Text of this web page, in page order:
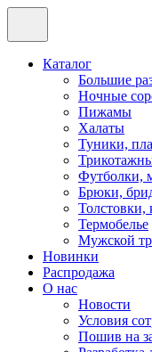
Каталог
Большие
Ночные
Пижамы
Халаты
Туники,
Футболки,
Брюки,
Толстовки,
Термобелье
Мужской
Новинки
Распродажа
О нас
Новости
Условия
Пошив на